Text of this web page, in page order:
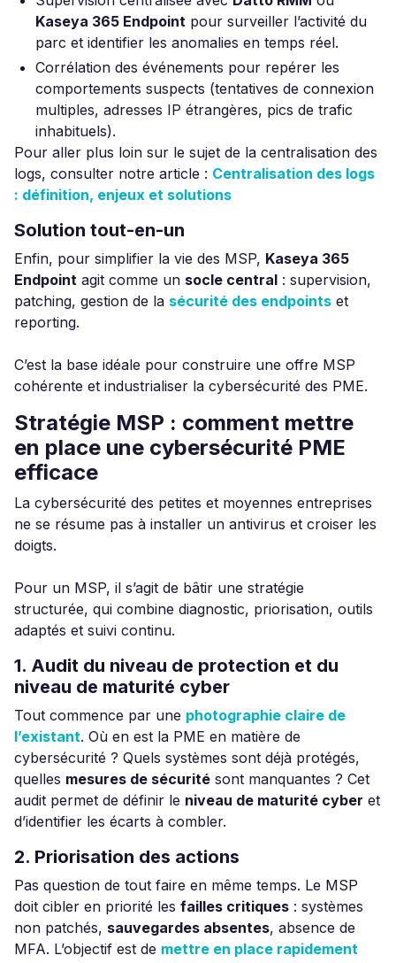
Kaseya 365 Endpoint pour surveiller l’activité du
parc et identifier les anomalies en temps réel.
Corrélation des événements pour repérer les
comportements suspects (tentatives de connexion
multiples, adresses IP étrangères, pics de trafic
inhabituels).
Pour aller plus loin sur le sujet de la centralisation des
logs, consulter notre article : Centralisation des logs
: définition, enjeux et solutions
Solution tout-en-un
Enfin, pour simplifier la vie des MSP, Kaseya 365
Endpoint agit comme un socle central : supervision,
patching, gestion de la sécurité des endpoints et
reporting.
C’est la base idéale pour construire une offre MSP
cohérente et industrialiser la cybersécurité des PME.
Stratégie MSP : comment mettre
en place une cybersécurité PME
efficace
La cybersécurité des petites et moyennes entreprises
ne se résume pas à installer un antivirus et croiser les
doigts.
Pour un MSP, il s’agit de bâtir une stratégie
structurée, qui combine diagnostic, priorisation, outils
adaptés et suivi continu.
1. Audit du niveau de protection et du
niveau de maturité cyber
Tout commence par une photographie claire de
l’existant. Où en est la PME en matière de
cybersécurité ? Quels systèmes sont déjà protégés,
quelles mesures de sécurité sont manquantes ? Cet
audit permet de définir le niveau de maturité cyber et
d’identifier les écarts à combler.
2. Priorisation des actions
Pas question de tout faire en même temps. Le MSP
doit cibler en priorité les failles critiques : systèmes
non patchés, sauvegardes absentes, absence de
MFA. L’objectif est de mettre en place rapidement